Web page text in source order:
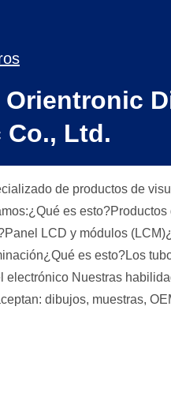
Orientronic
Ltd.
de productos de
es
LCD y módulos
es esto?Los
Servicios de
dibujos, muestras,